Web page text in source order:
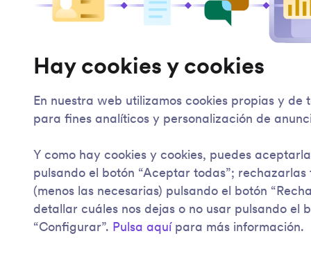
Hay cookies y cookies
En nuestra web utilizamos cookies propias y de
para fines analíticos y personalización de
Y como hay cookies y cookies, puedes
pulsando el botón “Aceptar todas”; rechazarlas
(menos las necesarias) pulsando el botón
detallar cuáles nos dejas o no usar pulsando el
“Configurar”. Pulsa aquí para más información.